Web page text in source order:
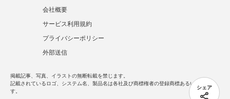
シェア
会社概要
サービス利用規約
プライバシーポリシー
外部送信
掲載記事、写真、イラストの無断転載を禁じます。
記載されているロゴ、システム名、製品名は各社及び商標権者の登録商標あるいは商標で
す。